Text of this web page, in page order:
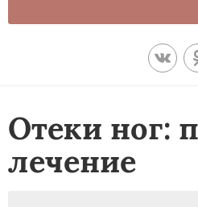
Отеки ног:
лечение